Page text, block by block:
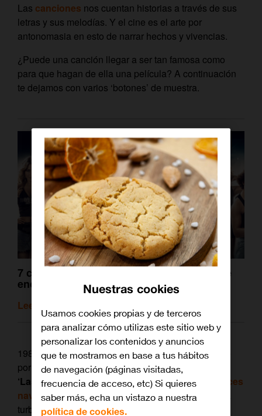
Las canciones nos cuentan historias a través de sus
letras y sus melodías. Y el cine es el arte por
antonomasia en esto de narrar hechos y vivencias.
¿Puede una canción llegar a ser tan famosa como
para que hagan de ella una película? A continuación
te dejamos con varios ‘botones’ de muestra.
7 canciones para que recuerdes por qué te
encantan los musicales
Leer artículo relacionado
1984. El dúo británico de pop ‘Wham!’, capitaneado
por el añorado George Michael,lanzan su sencillo
‘Last Christmas’ el 3 de diciembre, cuando las
luces
navideñasya salpican las noches de la ciudad y la
turba enfebrecida agarra sus regalos recién
Nuestras cookies
Usamos cookies propias y de terceros
para analizar cómo utilizas este sitio web y
personalizar los contenidos y anuncios
que te mostramos en base a tus hábitos
de navegación (páginas visitadas,
frecuencia de acceso, etc) Si quieres
saber más, echa un vistazo a nuestra
política de cookies.